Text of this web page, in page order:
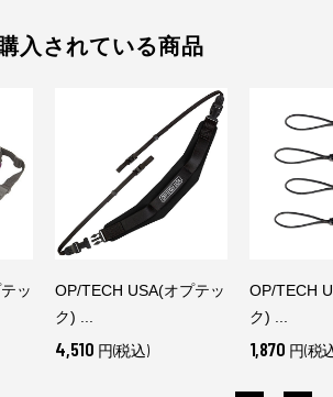
入されている商品
ッ
OP/TECH USA(オプテッ
ク) ...
4,510 円(税込)
OP/TECH
ク) ...
1,870 円(税